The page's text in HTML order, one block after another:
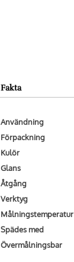
Fakta
Användning
Förpackning
Kulör
Glans
Åtgång
Verktyg
Målningstemperatur
Spädes med
Övermålningsbar